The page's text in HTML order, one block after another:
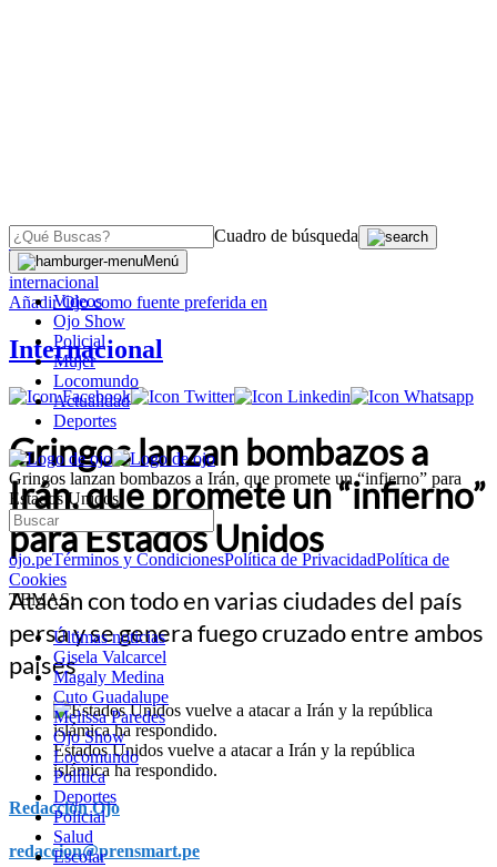
Cuadro de búsqueda
Menú
Videos
Ojo Show
Policial
Mujer
Locomundo
Actualidad
Deportes
Gringos lanzan bombazos a Irán, que promete un “infierno” para
Estados Unidos
ojo.peTérminos y CondicionesPolítica de PrivacidadPolítica de
Cookies
TEMAS:
Últimas noticias
Gisela Valcarcel
Magaly Medina
Cuto Guadalupe
Melissa Paredes
Ojo Show
Locomundo
Política
Deportes
Policial
Salud
Escolar
OJO
internacional
AñadirOjocomo fuente preferida en
Internacional
Gringos lanzan bombazos a
Irán, que promete un “infierno”
para Estados Unidos
Atacan con todo en varias ciudades del país
persa y se genera fuego cruzado entre ambos
países
Estados Unidos vuelve a atacar a Irán y la república
islámica ha respondido.
Redacción Ojo
redaccion@prensmart.pe